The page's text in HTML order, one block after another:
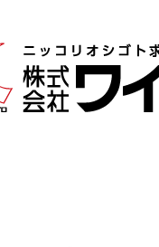
繊維製品の
市・立山町・上市町